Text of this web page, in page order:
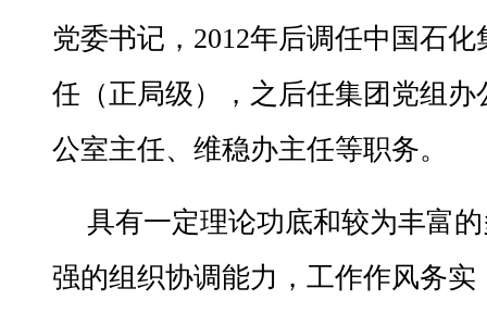
党委书记，2012年后调任中国石
任（正局级），之后任集团党组
公室主任、维稳办主任等职务。
具有一定理论功底和较为丰富
强的组织协调能力，工作作风务